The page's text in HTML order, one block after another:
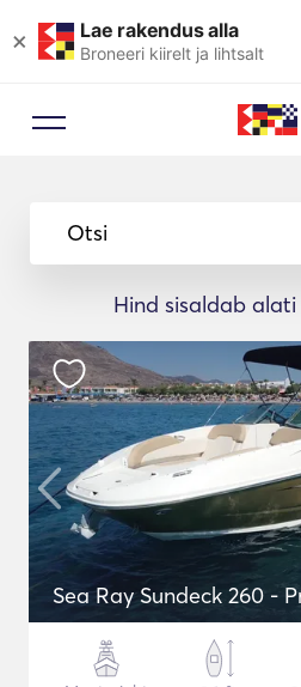
× Lae rakendus alla
Broneeri kiirelt ja lihtsalt
Otsi
Hind sisaldab
Sea Ray Sundeck 260 -